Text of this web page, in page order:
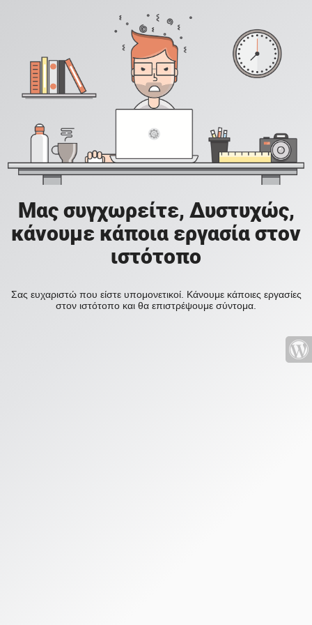
Μας συγχωρείτε, Δυστυχώς,
κάνουμε κάποια εργασία στον
ιστότοπο
Σας ευχαριστώ που είστε υπομονετικοί. Κάνουμε κάποιες εργασίες
στον ιστότοπο και θα επιστρέψουμε σύντομα.